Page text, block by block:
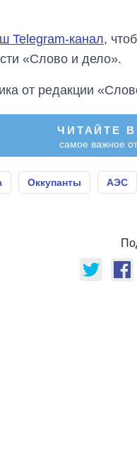
Telegram-канал,
«Слово и дело».
от редакции
ЧИТАЙТЕ В
самое важное
Оккупанты АЭС